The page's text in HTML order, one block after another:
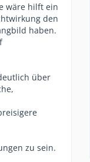
wäre hilft ein
den
haben.
über
zu sein.